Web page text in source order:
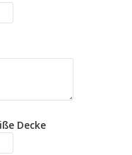
Decke